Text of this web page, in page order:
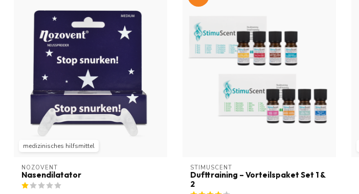
medizinisches hilfsmittel
NOZOVENT
Nasendilatator
STIMUSCENT
Dufttraining – Vorteilspaket Set 1 &
2